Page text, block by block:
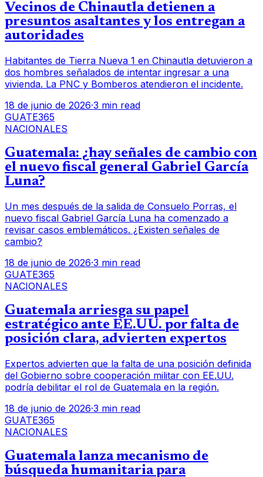
Vecinos de Chinautla detienen a
presuntos asaltantes y los entregan a
autoridades
Habitantes de Tierra Nueva 1 en Chinautla detuvieron a
dos hombres señalados de intentar ingresar a una
vivienda. La PNC y Bomberos atendieron el incidente.
18 de junio de 2026·3 min read
GUATE365
NACIONALES
Guatemala: ¿hay señales de cambio con
el nuevo fiscal general Gabriel García
Luna?
Un mes después de la salida de Consuelo Porras, el
nuevo fiscal Gabriel García Luna ha comenzado a
revisar casos emblemáticos. ¿Existen señales de
cambio?
18 de junio de 2026·3 min read
GUATE365
NACIONALES
Guatemala arriesga su papel
estratégico ante EE.UU. por falta de
posición clara, advierten expertos
Expertos advierten que la falta de una posición definida
del Gobierno sobre cooperación militar con EE.UU.
podría debilitar el rol de Guatemala en la región.
18 de junio de 2026·3 min read
GUATE365
NACIONALES
Guatemala lanza mecanismo de
búsqueda humanitaria para